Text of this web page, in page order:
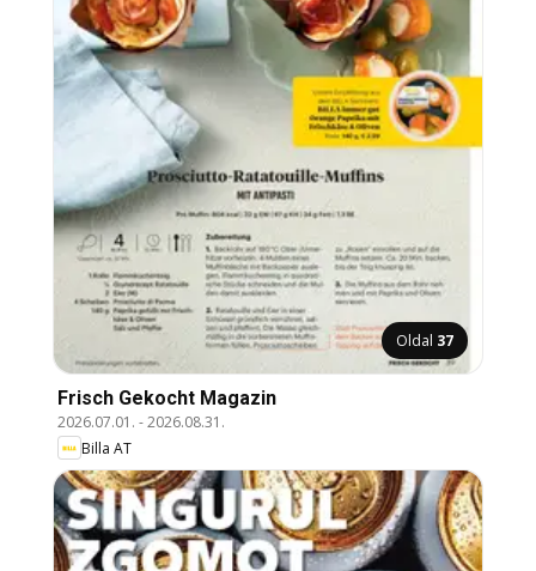
Oldal 37
Frisch Gekocht Magazin
2026.07.01. -2026.08.31.
Billa AT